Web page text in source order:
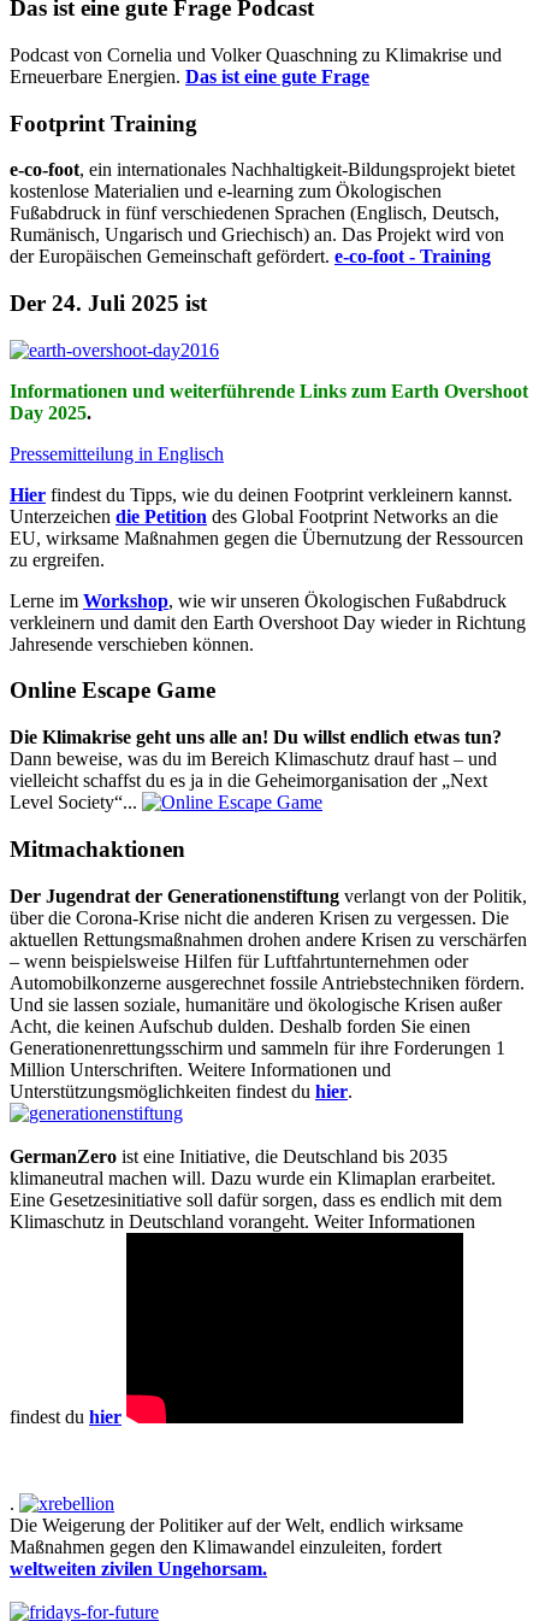
Das ist eine gute Frage Podcast
Podcast von Cornelia und Volker Quaschning zu Klimakrise und
Erneuerbare Energien. Das ist eine gute Frage
Footprint Training
e-co-foot, ein internationales Nachhaltigkeit-Bildungsprojekt bietet
kostenlose Materialien und e-learning zum Ökologischen
Fußabdruck in fünf verschiedenen Sprachen (Englisch, Deutsch,
Rumänisch, Ungarisch und Griechisch) an. Das Projekt wird von
der Europäischen Gemeinschaft gefördert. e-co-foot - Training
Der 24. Juli 2025 ist
Informationen und weiterführende Links zum Earth Overshoot
Day 2025.
Pressemitteilung in Englisch
Hier findest du Tipps, wie du deinen Footprint verkleinern kannst.
Unterzeichen die Petition des Global Footprint Networks an die
EU, wirksame Maßnahmen gegen die Übernutzung der Ressourcen
zu ergreifen.
Lerne im Workshop, wie wir unseren Ökologischen Fußabdruck
verkleinern und damit den Earth Overshoot Day wieder in Richtung
Jahresende verschieben können.
Online Escape Game
Die Klimakrise geht uns alle an! Du willst endlich etwas tun?
Dann beweise, was du im Bereich Klimaschutz drauf hast – und
vielleicht schaffst du es ja in die Geheimorganisation der „Next
Level Society“...
Mitmachaktionen
Der Jugendrat der Generationenstiftung verlangt von der Politik,
über die Corona-Krise nicht die anderen Krisen zu vergessen. Die
aktuellen Rettungsmaßnahmen drohen andere Krisen zu verschärfen
– wenn beispielsweise Hilfen für Luftfahrtunternehmen oder
Automobilkonzerne ausgerechnet fossile Antriebstechniken fördern.
Und sie lassen soziale, humanitäre und ökologische Krisen außer
Acht, die keinen Aufschub dulden. Deshalb forden Sie einen
Generationenrettungsschirm und sammeln für ihre Forderungen 1
Million Unterschriften. Weitere Informationen und
Unterstützungsmöglichkeiten findest du hier.
GermanZero ist eine Initiative, die Deutschland bis 2035
klimaneutral machen will. Dazu wurde ein Klimaplan erarbeitet.
Eine Gesetzesinitiative soll dafür sorgen, dass es endlich mit dem
Klimaschutz in Deutschland vorangeht. Weiter Informationen
findest du hier
.
Die Weigerung der Politiker auf der Welt, endlich wirksame
Maßnahmen gegen den Klimawandel einzuleiten, fordert
weltweiten zivilen Ungehorsam.